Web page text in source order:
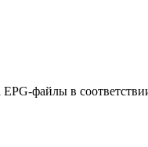
EPG-файлы в